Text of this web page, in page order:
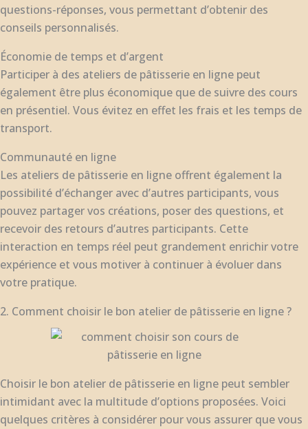
questions-réponses, vous permettant d’obtenir des
conseils personnalisés.
Économie de temps et d’argent
Participer à des ateliers de pâtisserie en ligne peut
également être plus économique que de suivre des cours
en présentiel. Vous évitez en effet les frais et les temps de
transport.
Communauté en ligne
Les ateliers de pâtisserie en ligne offrent également la
possibilité d’échanger avec d’autres participants, vous
pouvez partager vos créations, poser des questions, et
recevoir des retours d’autres participants. Cette
interaction en temps réel peut grandement enrichir votre
expérience et vous motiver à continuer à évoluer dans
votre pratique.
2. Comment choisir le bon atelier de pâtisserie en ligne ?
Choisir le bon atelier de pâtisserie en ligne peut sembler
intimidant avec la multitude d’options proposées. Voici
quelques critères à considérer pour vous assurer que vous